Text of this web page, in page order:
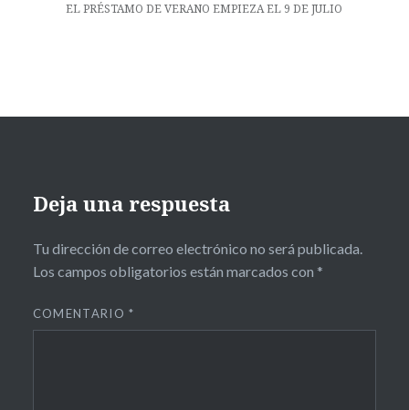
EL PRÉSTAMO DE VERANO EMPIEZA EL 9 DE JULIO
Deja una respuesta
Tu dirección de correo electrónico no será publicada.
Los campos obligatorios están marcados con *
COMENTARIO*